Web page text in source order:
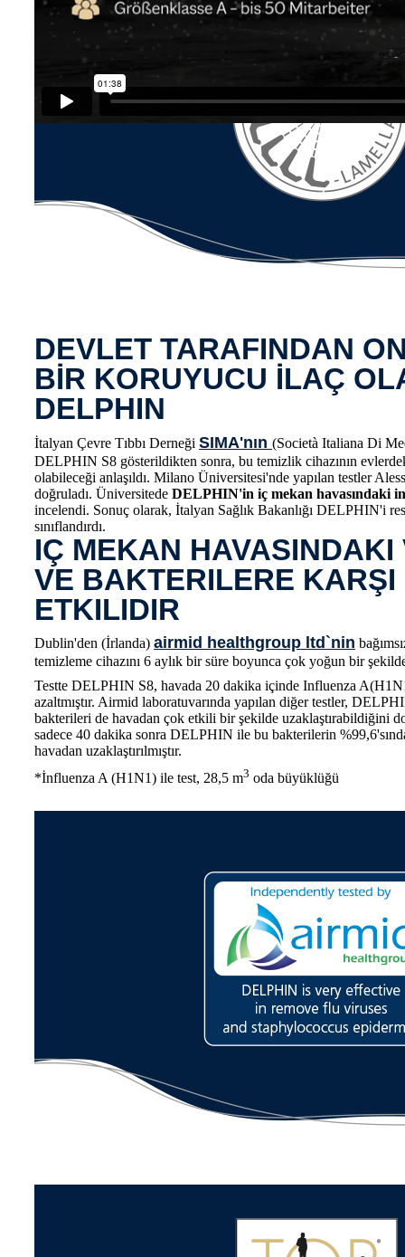
DEVLET TARAFINDAN
BİR KORUYUCU İLAÇ
DELPHIN
İtalyan Çevre Tıbbı Derneği SIMA'nın (Società Italiana Di
DELPHIN S8 gösterildikten sonra, bu temizlik cihazının
olabileceği anlaşıldı. Milano Üniversitesi'nde yapılan testler
doğruladı. Üniversitede DELPHIN'in iç mekan havasındaki
incelendi. Sonuç olarak, İtalyan Sağlık Bakanlığı DELPHIN'i
sınıflandırdı.
IÇ MEKAN HAVASINDAKI
VE BAKTERILERE
ETKILIDIR
Dublin'den (İrlanda) airmid healthgroup ltd`nin
temizleme cihazını 6 aylık bir süre boyunca çok yoğun bir
Testte DELPHIN S8, havada 20 dakika içinde Influenza
azaltmıştır. Airmid laboratuvarında yapılan diğer testler,
bakterileri de havadan çok etkili bir şekilde uzaklaştırabildiğini
sadece 40 dakika sonra DELPHIN ile bu bakterilerin
havadan uzaklaştırılmıştır.
*İnfluenza A (H1N1) ile test, 28,5 m3 oda büyüklüğü